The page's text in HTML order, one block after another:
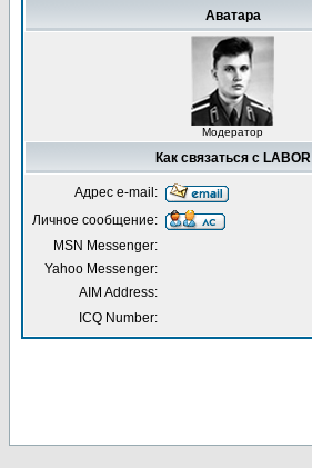
Аватара
Модератор
Как связаться с LABOR
Адрес e-mail:
Личное сообщение:
MSN Messenger:
Yahoo Messenger:
AIM Address:
ICQ Number: